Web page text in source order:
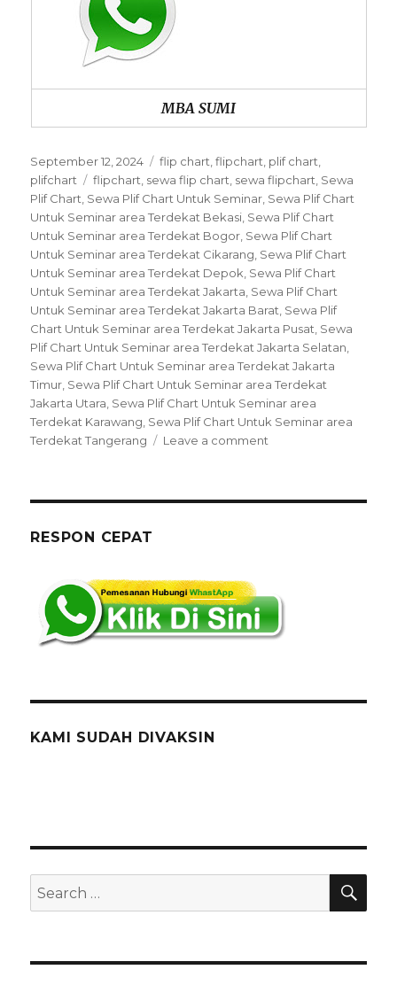
MBA SUMI
Posted
on
September 12, 2024 Categories
flip chart ,flipchart plif chart
plifchart
Tags
flipchart sewa flip chart sewa flipchart Sewa
Plif Chart Sewa Plif Chart Untuk Seminar Sewa Plif Chart
Untuk Seminar area Terdekat Bekasi Sewa Plif Chart
Untuk Seminar area Terdekat Bogor Sewa Plif Chart
Untuk Seminar area Terdekat Cikarang Sewa Plif Chart
Untuk Seminar area Terdekat Depok Sewa Plif Chart
Untuk Seminar area Terdekat Jakarta Sewa Plif Chart
Untuk Seminar area Terdekat Jakarta Barat Sewa Plif
Chart Untuk Seminar area Terdekat Jakarta Pusat Sewa
Plif Chart Untuk Seminar area Terdekat Jakarta Selatan
Sewa Plif Chart Untuk Seminar area Terdekat Jakarta
Timur Sewa Plif Chart Untuk Seminar area Terdekat
Jakarta Utara Sewa Plif Chart Untuk Seminar area
Terdekat Karawang Sewa Plif Chart Untuk Seminar area
Terdekat Tangerang
Leave a comment
RESPON CEPAT
KAMI SUDAH DIVAKSIN
Search
for: